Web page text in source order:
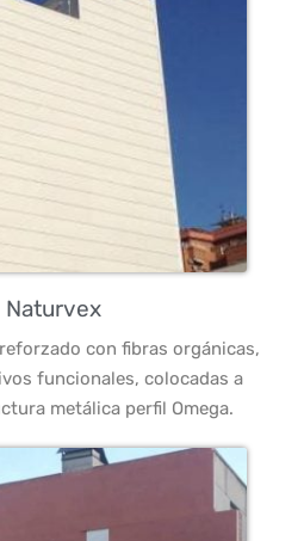
Naturvex
con fibras orgánicas,
funcionales, colocadas a
metálica perfil Omega.